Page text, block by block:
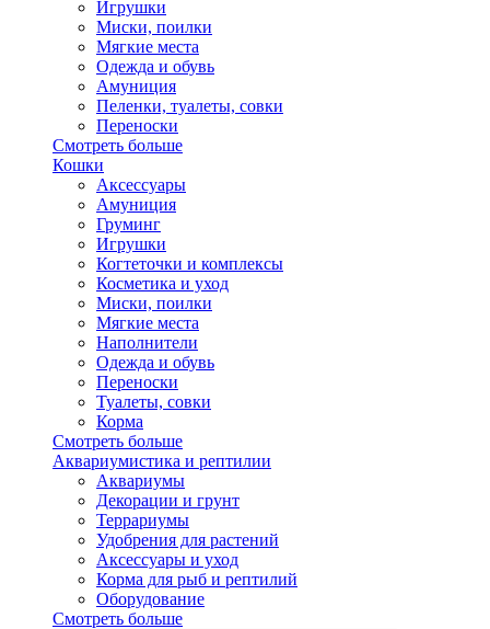
Игрушки
Миски, поилки
Мягкие места
Одежда и обувь
Амуниция
Пеленки, туалеты, совки
Переноски
Смотреть больше
Кошки
Аксессуары
Амуниция
Груминг
Игрушки
Когтеточки и комплексы
Косметика и уход
Миски, поилки
Мягкие места
Наполнители
Одежда и обувь
Переноски
Туалеты, совки
Корма
Смотреть больше
Аквариумистика и рептилии
Аквариумы
Декорации и грунт
Террариумы
Удобрения для растений
Аксессуары и уход
Корма для рыб и рептилий
Оборудование
Смотреть больше